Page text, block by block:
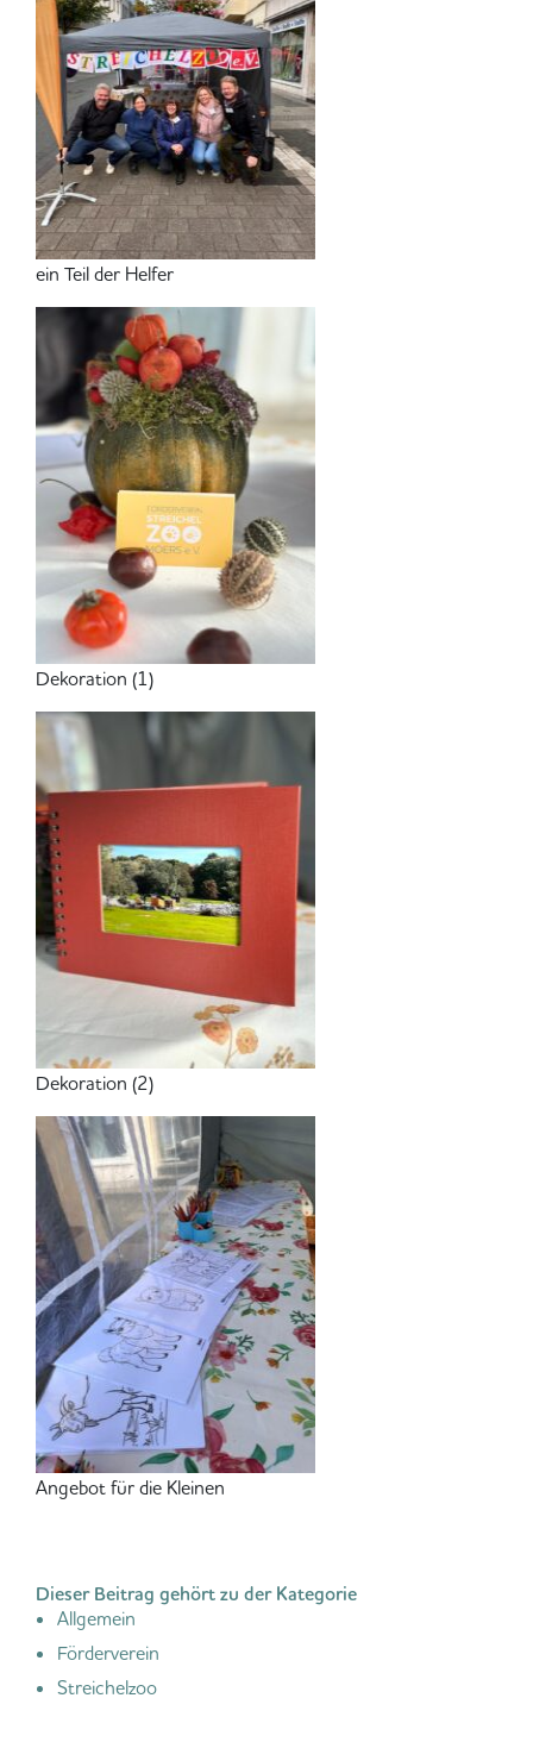
ein Teil der Helfer
Dekoration (1)
Dekoration (2)
Angebot für die Kleinen
Dieser Beitrag gehört zu der Kategorie
Allgemein
Förderverein
Streichelzoo